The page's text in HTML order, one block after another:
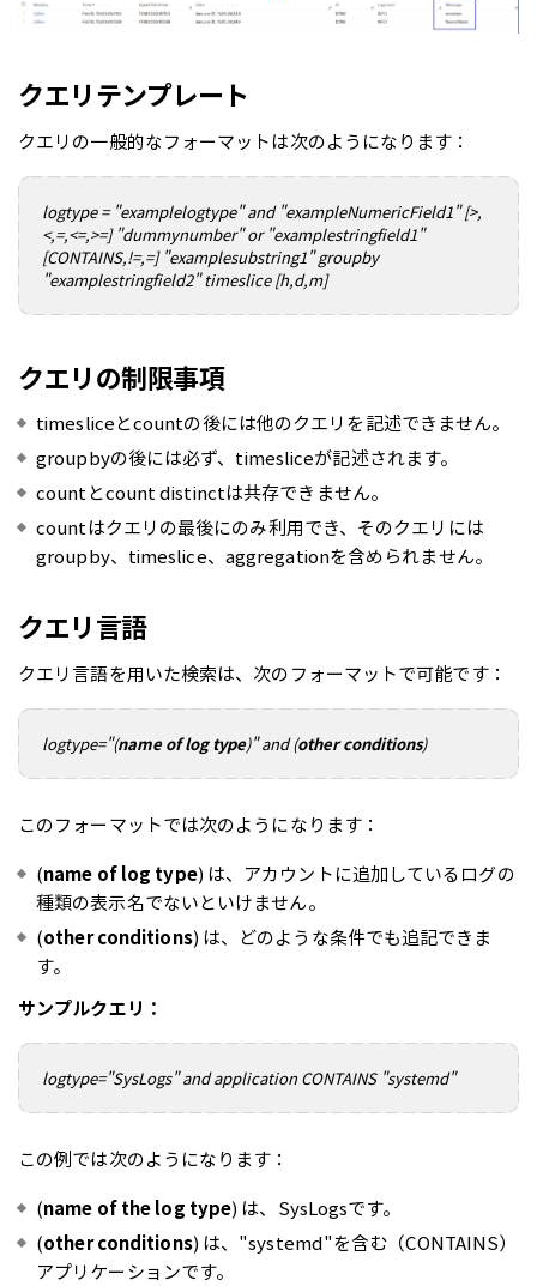
クエリテンプレート
クエリの一般的なフォーマットは次のようになります：
logtype = "examplelogtype" and "exampleNumericField1" [>,
<,=,<=,>=] "dummynumber" or "examplestringfield1"
[CONTAINS,!=,=] "examplesubstring1" groupby
"examplestringfield2" timeslice [h,d,m]
クエリの制限事項
timesliceとcountの後には他のクエリを記述できません。
groupbyの後には必ず、timesliceが記述されます。
countとcount distinctは共存できません。
countはクエリの最後にのみ利用でき、そのクエリには
groupby、timeslice、aggregationを含められません。
クエリ言語
クエリ言語を用いた検索は、次のフォーマットで可能です：
logtype="(name of log type)" and (other conditions)
このフォーマットでは次のようになります：
(name of log type) は、アカウントに追加しているログの
種類の表示名でないといけません。
(other conditions) は、どのような条件でも追記できま
す。
サンプルクエリ：
logtype="SysLogs" and application CONTAINS "systemd"
この例では次のようになります：
(name of the log type) は、SysLogsです。
(other conditions) は、"systemd"を含む（CONTAINS）
アプリケーションです。